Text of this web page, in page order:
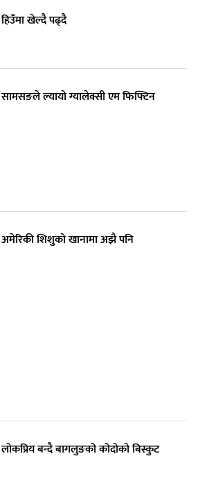
हिउँमा खेल्दै पढ्दै
सामसङले ल्यायो ग्यालेक्सी एम फिफ्टिन
अमेरिकी शिशुको खानामा अझै पनि
लोकप्रिय बन्दै बागलुङको कोदोको बिस्कुट